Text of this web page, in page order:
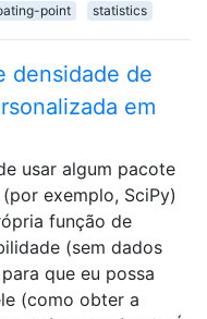
point statistics
densidade de
em
usar algum pacote
exemplo, SciPy)
função de
(sem dados
que eu possa
(como obter a